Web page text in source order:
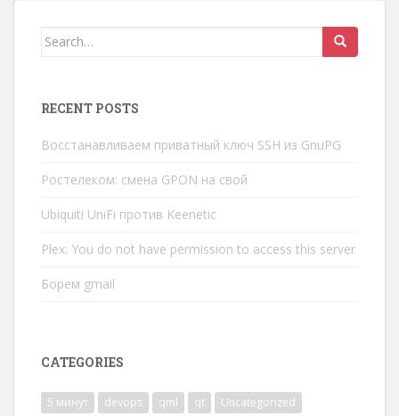
Search
RECENT POSTS
Восстанавливаем приватный ключ SSH из GnuPG
Ростелеком: смена GPON на свой
Ubiquiti UniFi против Keenetic
Plex: You do not have permission to access this server
Борем gmail
CATEGORIES
5 минут devops qml qt
Uncategorized